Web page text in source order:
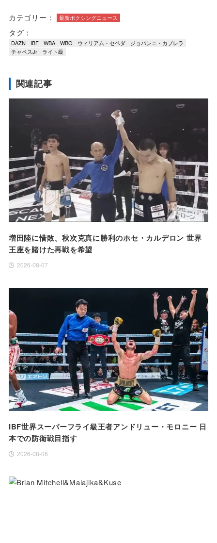
カテゴリー： 最新ボクシングニュース
タグ：
DAZN IBF WBA WBO ウィリアム・セペダ
ジョバンニ・カブレラ
チャベスJr
ライト級
関連記事
増田陸に惜敗、秋次克真に勝利のホセ・カルデロン 世界
王座を賭けた再戦を希望
2026-08-07
IBF世界スーパーフライ級王者アンドリュー・モロニー 日
本での防衛戦目指す
2026-08-06